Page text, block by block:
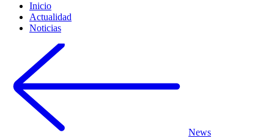
Inicio
Actualidad
Noticias
News